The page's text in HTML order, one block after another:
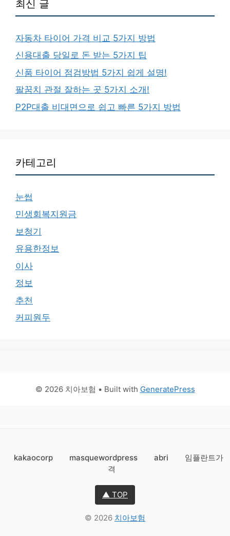
최신 글
자동차 타이어 가격 비교 5가지 방법
신용대출 당일로 돈 받는 5가지 팁
신품 타이어 점검방법 5가지 쉽게 설명!
팔꿈치 관절 잘하는 곳 5가지 소개!
P2P대출 비대면으로 쉽고 빠른 5가지 방법
카테고리
눈썹
민생회복지원금
보청기
유용한정보
이사
정보
추천
커피원두
© 2026 치아보험 • Built with GeneratePress
kakaocorp masquewordpress abri
임플란트가
격
▲ TOP
© 2026 치아보험